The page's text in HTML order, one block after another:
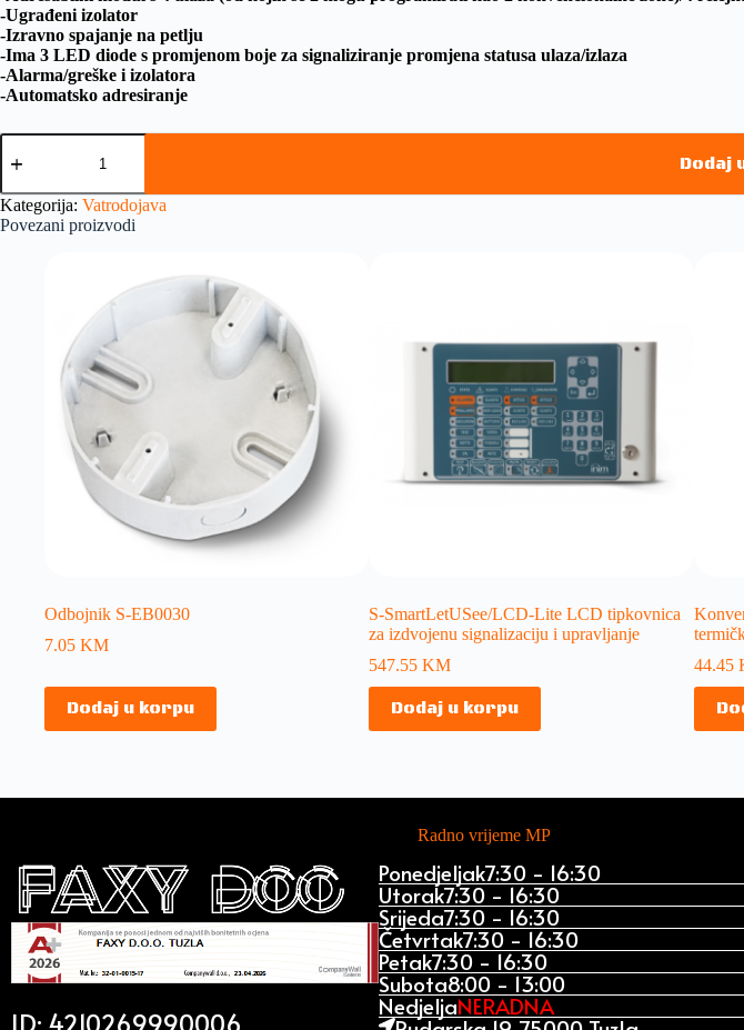
-Ugrađeni izolator
-Izravno spajanje na petlju
-Ima 3 LED diode s promjenom boje za signaliziranje promjena statusa ulaza/izlaza
-Alarma/greške i izolatora
-Automatsko adresiranje
Dodaj
Kategorija: Vatrodojava
Povezani proizvodi
Odbojnik S-EB0030
7.05 KM
Dodaj u korpu
S-SmartLetUSee/LCD-Lite LCD tipkovnica
za izdvojenu signalizaciju i upravljanje
547.55KM
Dodaj u korpu
44.45
ID: 4210269990006
Radno vrijeme MP
Ponedjeljak7:30 - 16:30
Utorak7:30 - 16:30
Srijeda7:30 - 16:30
Četvrtak7:30 - 16:30
Petak7:30 - 16:30
Subota8:00 - 13:00
NedjeljaNERADNA